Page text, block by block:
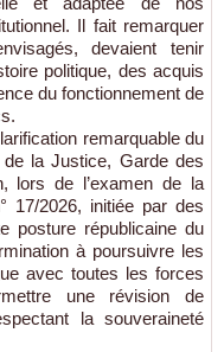
Il fait remarquer
devaient tenir
politique, des acquis
du fonctionnement de
remarquable du
la Justice, Garde des
lors de l’examen de la
17/2026, initiée par des
posture républicaine du
à poursuivre les
avec toutes les forces
une révision de
la souveraineté